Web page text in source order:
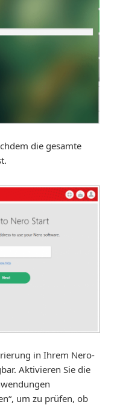
die gesamte
in Ihrem Nero-
Aktivieren Sie die
um zu prüfen, ob